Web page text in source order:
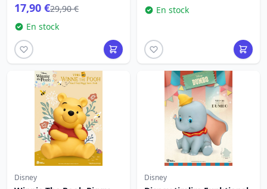
17,90 €29,90 €
En stock
En stock
Disney Disney